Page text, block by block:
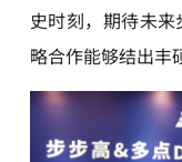
史时刻，期待未
略合作能够结出丰